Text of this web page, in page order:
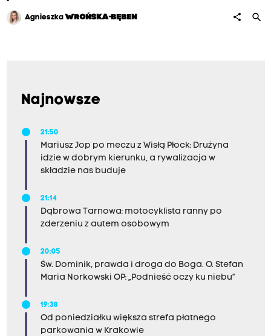
Agnieszka WROŃSKA-BĘBEN share search
Najnowsze
21:50
Mariusz Jop po meczu z Wisłą Płock: Drużyna
idzie w dobrym kierunku, a rywalizacja w
składzie nas buduje
21:14
Dąbrowa Tarnowa: motocyklista ranny po
zderzeniu z autem osobowym
20:05
Św. Dominik, prawda i droga do Boga. O. Stefan
Maria Norkowski OP: „Podnieść oczy ku niebu”
19:38
Od poniedziałku większa strefa płatnego
parkowania w Krakowie